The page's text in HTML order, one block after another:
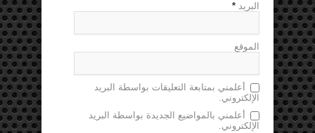
البريد *
الموقع
أعلمني بمتابعة التعليقات بواسطة البريد
الإلكتروني.
أعلمني بالمواضيع الجديدة بواسطة البريد
الإلكتروني.